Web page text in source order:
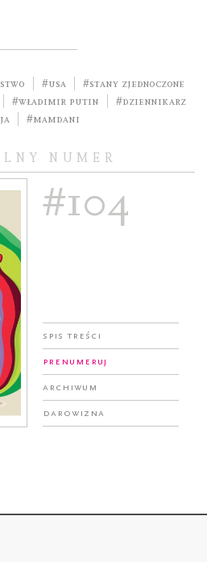
#USA
#Stany Zjednoczone
#Władimir Putin
#dziennikarz
#Mamdani
NUMER
#104
Spis treści
Prenumeruj
Archiwum
Darowizna